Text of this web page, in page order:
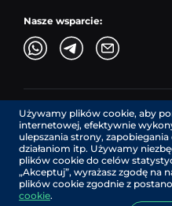
Nasze wsparcie:
AEXchanger.com jest
wymiany są świadczone
zewnętrznych.
Usługi w Kanadzie są
CORPORATION, spółkę
rejestracyjny: BC1545532), z
RICHARDS STREET,
działającą na podstawie licencji
Używamy plików cookie, aby
internetowej, efektywnie
ulepszania strony,
działaniom itp. Używamy
plików cookie do celów
„Akceptuj”, wyrażasz zgodę na
plików cookie zgodnie z
cookie.